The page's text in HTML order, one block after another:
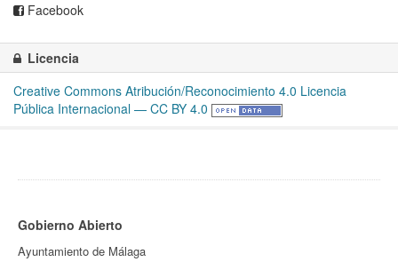
Facebook
Licencia
Creative Commons Atribución/Reconocimiento 4.0 Licencia
Pública Internacional — CC BY 4.0
Gobierno Abierto
Ayuntamiento de Málaga